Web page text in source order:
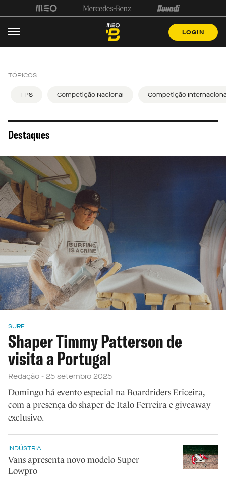
LOGIN
TÓPICOS
FPS Competição Nacional Competição
Destaques
SURF
Shaper Timmy Patterson de
visita a Portugal
Redação - 25 setembro 2025
Domingo há evento especial na Boardriders Ericeira,
com a presença do shaper de Italo Ferreira e giveaway
exclusivo.
INDÚSTRIA
Vans apresenta novo modelo Super
Lowpro